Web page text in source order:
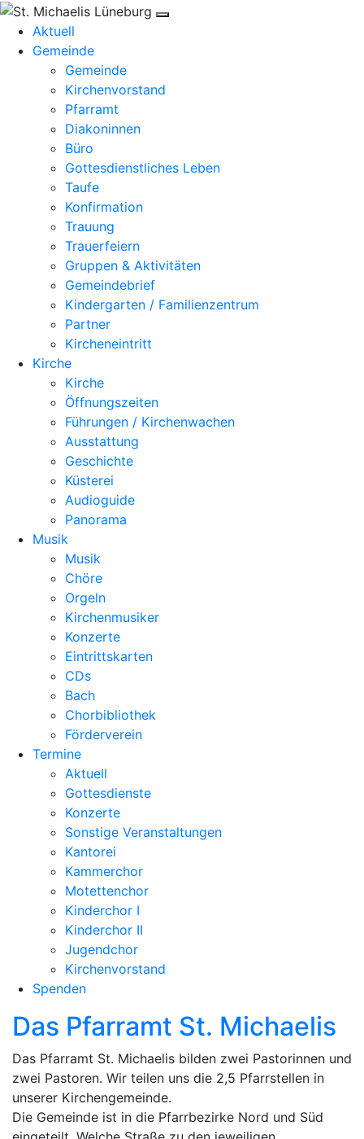
Aktuell
Gemeinde
Gemeinde
Kirchenvorstand
Pfarramt
Diakoninnen
Büro
Gottesdienstliches Leben
Taufe
Konfirmation
Trauung
Trauerfeiern
Gruppen & Aktivitäten
Gemeindebrief
Kindergarten / Familienzentrum
Partner
Kircheneintritt
Kirche
Kirche
Öffnungszeiten
Führungen / Kirchenwachen
Ausstattung
Geschichte
Küsterei
Audioguide
Panorama
Musik
Musik
Chöre
Orgeln
Kirchenmusiker
Konzerte
Eintrittskarten
CDs
Bach
Chorbibliothek
Förderverein
Termine
Aktuell
Gottesdienste
Konzerte
Sonstige Veranstaltungen
Kantorei
Kammerchor
Motettenchor
Kinderchor I
Kinderchor II
Jugendchor
Kirchenvorstand
Spenden
Das Pfarramt St. Michaelis
Das Pfarramt St. Michaelis bilden zwei Pastorinnen und
zwei Pastoren. Wir teilen uns die 2,5 Pfarrstellen in
unserer Kirchengemeinde.
Die Gemeinde ist in die Pfarrbezirke Nord und Süd